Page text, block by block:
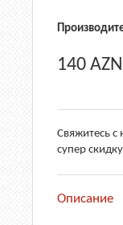
140 AZN
Свяжитесь с
супер
Описание